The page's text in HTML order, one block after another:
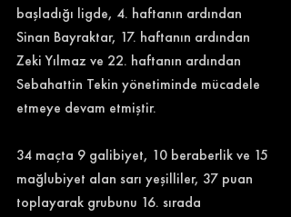
başladığı ligde, 4. haftanın ardından
Sinan Bayraktar, 17. haftanın ardından
Zeki Yılmaz ve 22. haftanın ardından
Sebahattin Tekin yönetiminde mücadele
etmeye devam etmiştir.
34 maçta 9 galibiyet, 10 beraberlik ve 15
mağlubiyet alan sarı yeşilliler, 37 puan
toplayarak grubunu 16. sırada